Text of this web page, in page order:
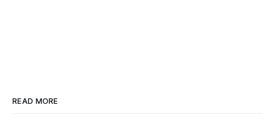
READ MORE